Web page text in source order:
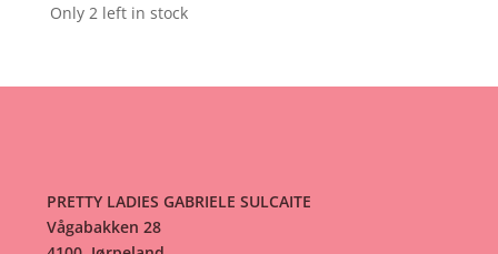
Only 2 left in stock
PRETTY LADIES GABRIELE SULCAITE
Vågabakken 28